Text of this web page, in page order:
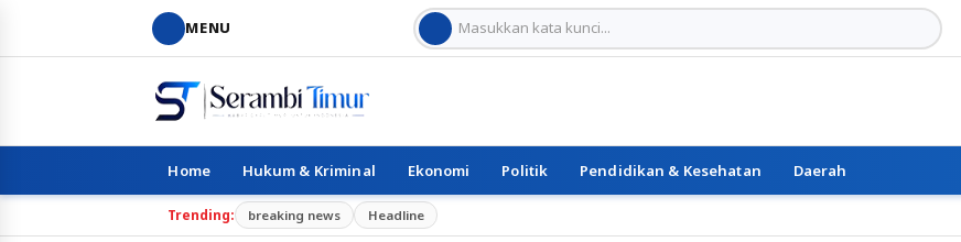
MENU
Home Hukum & Kriminal Ekonomi Politik Pendidikan & Kesehatan Daerah
Trending: breaking news Headline